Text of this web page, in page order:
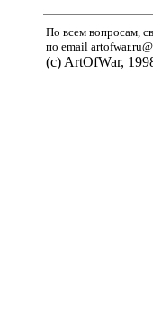
По всем вопросам,
по email
(с) ArtOfWar,